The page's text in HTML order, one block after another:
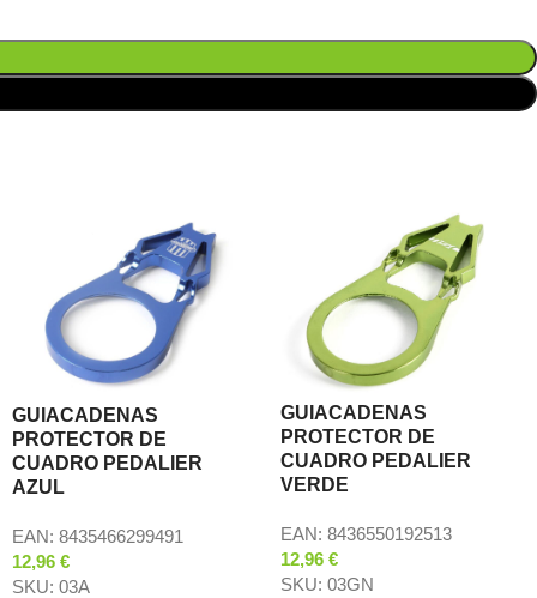
GUIACADENAS
PROTECTOR DE
CUADRO PEDALIER
AZUL
EAN: 8435466299491
12,96 €
SKU: 03A
GUIACADENAS
PROTECTOR DE
CUADRO PEDALIER
VERDE
EAN: 8436550192513
12,96 €
SKU: 03GN